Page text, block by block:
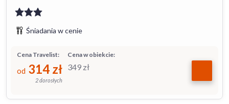
Śniadania w cenie
Cena w obiekcie:
349 zł
Cena Travelist:
od 314 zł
2 dorosłych